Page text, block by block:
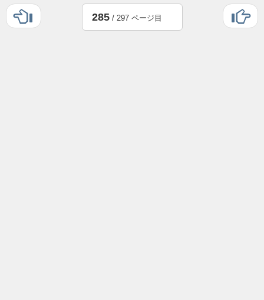
285/ 297 ページ目